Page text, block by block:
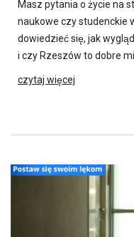
Masz pytania o życie na
naukowe czy studenckie
dowiedzieć się, jak
i czy Rzeszów to dobre
czytaj więcej